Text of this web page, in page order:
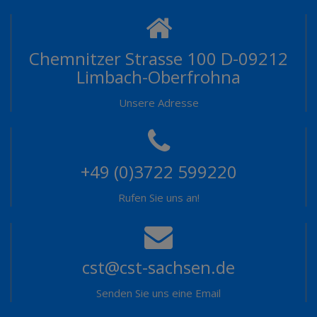
Chemnitzer Strasse 100 D-09212
Limbach-Oberfrohna
Unsere Adresse
+49 (0)3722 599220
Rufen Sie uns an!
cst@cst-sachsen.de
Senden Sie uns eine Email